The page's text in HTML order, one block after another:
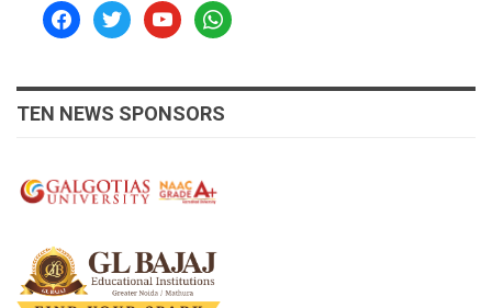
facebooktwitteryoutubewhatsapp
TEN NEWS SPONSORS